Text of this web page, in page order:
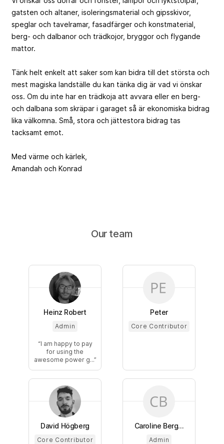
gatsten och altaner, isoleringsmaterial och gipsskivor,
speglar och tavelramar, fasadfärger och konstmaterial,
berg- och dalbanor och trädkojor, bryggor och flygande
mattor.
Tänk helt enkelt att saker som kan bidra till det största och
mest magiska landställe du kan tänka dig är vad vi önskar
oss. Om du inte har en trädkoja att avvara eller en berg-
och dalbana som skräpar i garaget så är ekonomiska bidrag
lika välkomna. Små, stora och jättestora bidrag tas
tacksamt emot.
Med värme och kärlek,
Amandah och Konrad
Our team
Heinz Robert
Admin
I am happy to pay
for using the
awesome power g...
Peter
Core Contributor
David Högberg
Core Contributor
Caroline Berg...
Admin